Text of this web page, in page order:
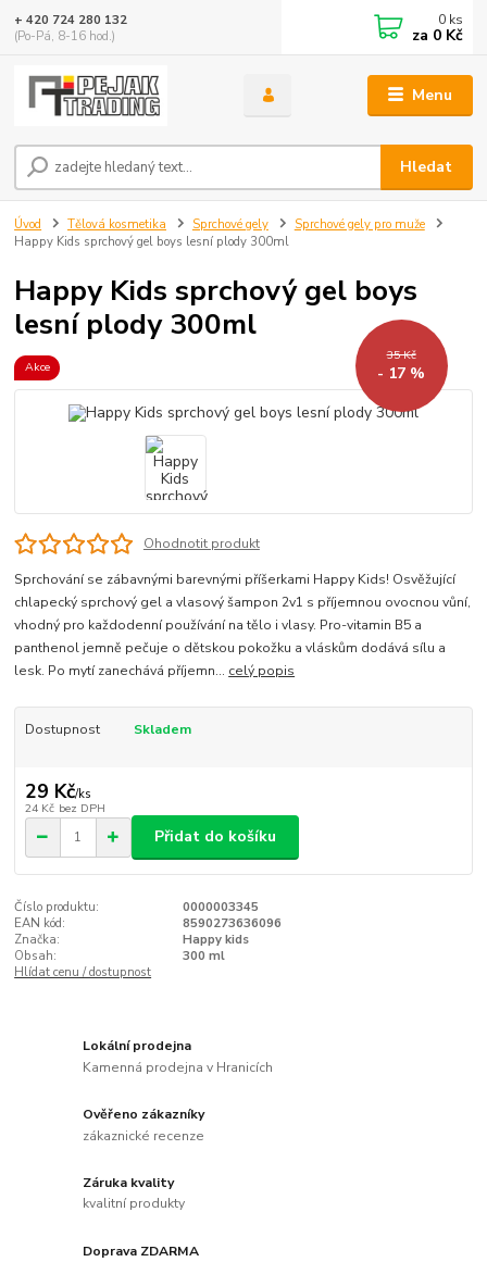
Menu
Hledat
+ 420 724 280 132
(Po-Pá, 8-16 hod.)
0 ks
za 0 Kč
Úvod Tělová kosmetika Sprchové gely
Sprchové gely pro muže
Happy Kids sprchový gel boys lesní plody 300ml
Happy Kids sprchový gel boys
lesní plody 300ml
Akce
35 Kč
- 17 %
Ohodnotit produkt
Sprchování se zábavnými barevnými příšerkami Happy Kids! Osvěžující
chlapecký sprchový gel a vlasový šampon 2v1 s příjemnou ovocnou vůní,
vhodný pro každodenní používání na tělo i vlasy. Pro-vitamin B5 a
panthenol jemně pečuje o dětskou pokožku a vláskům dodává sílu a
lesk. Po mytí zanechává příjemn... celý popis
Dostupnost Skladem
29 Kč/ks
24 Kč bez DPH
Přidat do košíku
Číslo produktu:
0000003345
EAN kód:
8590273636096
Značka:
Happy kids
Obsah:
300 ml
Hlídat cenu / dostupnost
Lokální prodejna
Kamenná prodejna v Hranicích
Ověřeno zákazníky
zákaznické recenze
Záruka kvality
kvalitní produkty
Doprava ZDARMA